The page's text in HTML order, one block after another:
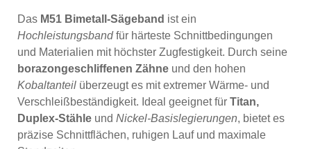
Das M51 Bimetall-Sägeband ist ein
Hochleistungsbandfür härteste Schnittbedingungen
und Materialien mit höchster Zugfestigkeit. Durch seine
borazongeschliffenen Zähne und den hohen
Kobaltanteil überzeugt es mit extremer Wärme- und
Verschleißbeständigkeit. Ideal geeignet für Titan,
Duplex-Stähle und Nickel-Basislegierungen, bietet es
präzise Schnittflächen, ruhigen Lauf und maximale